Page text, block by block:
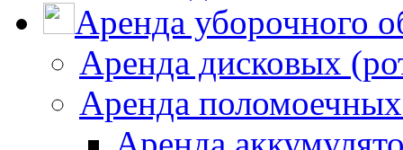
Аренда уборочного
Аренда дисковых
Аренда